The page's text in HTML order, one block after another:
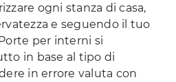
ogni stanza di casa,
e seguendo il tuo
per interni si
in base al tipo di
in errore valuta con